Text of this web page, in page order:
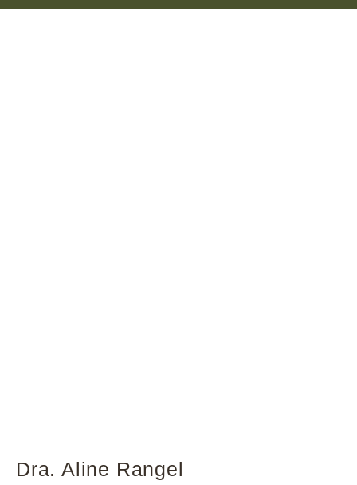
Dra. Aline Rangel